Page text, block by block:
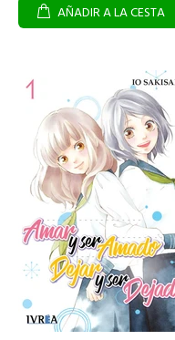
AÑADIR A LA CESTA